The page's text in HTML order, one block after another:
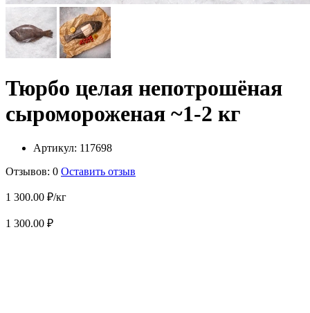
Тюрбо целая непотрошёная
сыромороженая ~1-2 кг
Артикул: 117698
Отзывов: 0 Оставить отзыв
1 300.00 ₽/кг
1 300.00 ₽